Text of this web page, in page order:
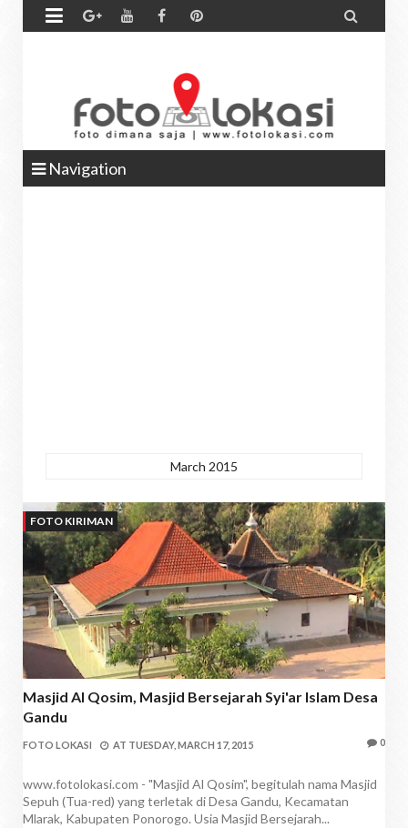
 
Navigation
March 2015
FOTO KIRIMAN
Masjid Al Qosim, Masjid Bersejarah Syi'ar Islam Desa
Gandu
FOTO LOKASI AT TUESDAY, MARCH 17, 2015 0
www.fotolokasi.com - "Masjid Al Qosim", begitulah nama Masjid
Sepuh (Tua-red) yang terletak di Desa Gandu, Kecamatan
Mlarak, Kabupaten Ponorogo. Usia Masjid Bersejarah...